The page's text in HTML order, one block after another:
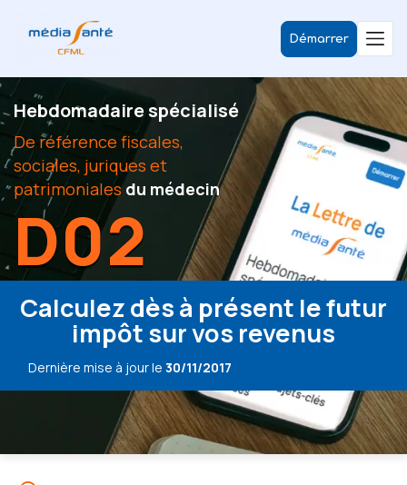
Démarrer
Hebdomadaire spécialisé
De référence fiscales,
sociales, juriques et
patrimoniales du médecin
D02
Calculez dès à présent le futur
impôt sur vos revenus
Dernière mise à jour le 30/11/2017